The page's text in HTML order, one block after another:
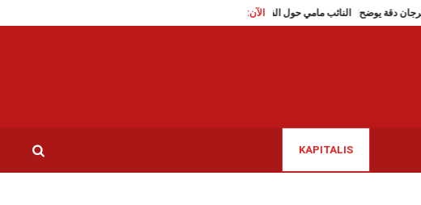
الآن:
النائب مامي حول الفشل في إدارة أزمة الكهرباء: “التونسيون
KAPITALIS